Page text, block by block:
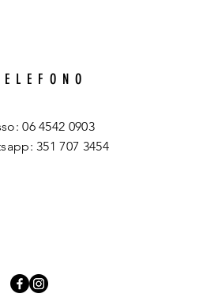
06 4542 0903
351 707 3454